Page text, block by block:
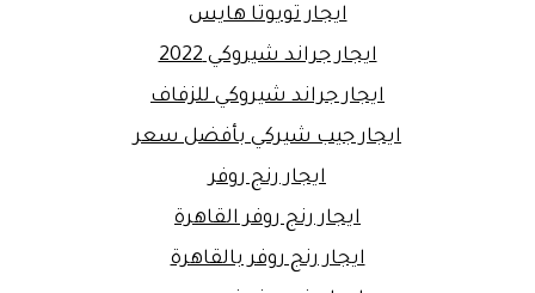
ايجار تويوتا هايس
ايجار جراند شيروكي 2022
ايجار جراند شيروكي للزفاف
ايجار جيب شيركي بأفضل سعر
ايجار رنج روفر
ايجار رنج روفر القاهرة
ايجار رنج روفر بالقاهرة